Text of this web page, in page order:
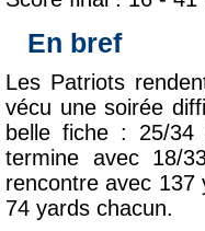
En bref
Les Patriots
vécu une soirée
belle fiche : 25/
termine avec 18/
rencontre avec 137
74 yards chacun.